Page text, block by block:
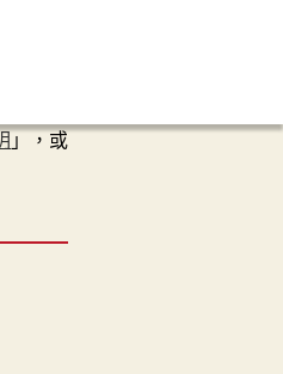
」，或